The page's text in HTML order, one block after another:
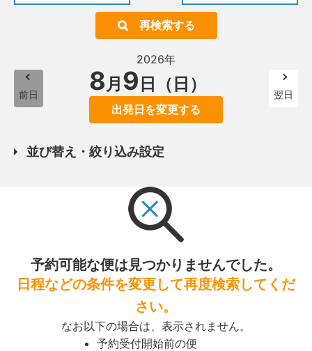
再検索する
前日
2026年
8月 9 日（日）
出発日を変更する
翌日
並び替え・絞り込み設定
予約可能な便は見つかりませんでした。
日程などの条件を変更して再度検索してくだ
さい。
なお以下の場合は、表示されません。
予約受付開始前の便